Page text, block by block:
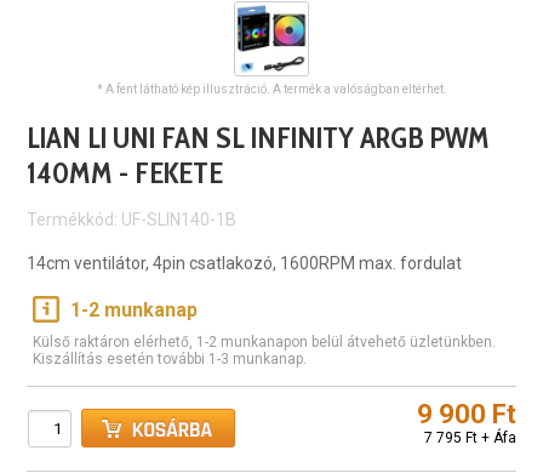
* A fent látható kép illusztráció. A termék a valóságban eltérhet.
LIAN LI UNI FAN SL INFINITY ARGB PWM
140MM - FEKETE
Termékkód: UF-SLIN140-1B
14cm ventilátor, 4pin csatlakozó, 1600RPM max. fordulat
1-2 munkanap
Külső raktáron elérhető, 1-2 munkanapon belül átvehető üzletünkben.
Kiszállítás esetén további 1-3 munkanap.
9 900 Ft
7 795 Ft + Áfa